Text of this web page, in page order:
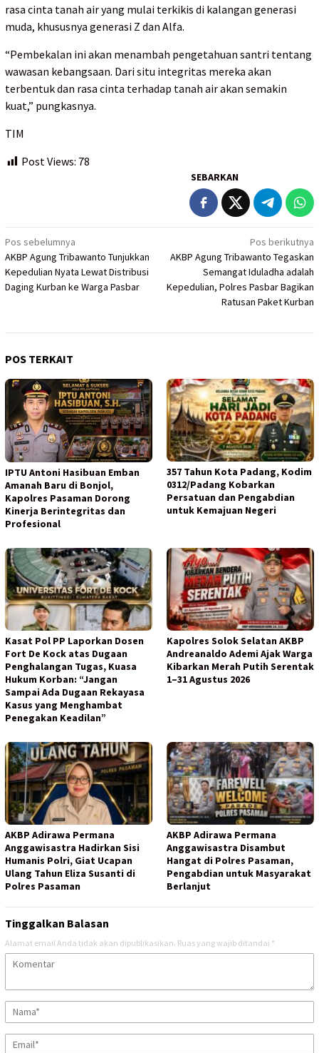
rasa cinta tanah air yang mulai terkikis di kalangan generasi
muda, khususnya generasi Z dan Alfa.
“Pembekalan ini akan menambah pengetahuan santri tentang
wawasan kebangsaan. Dari situ integritas mereka akan
terbentuk dan rasa cinta terhadap tanah air akan semakin
kuat,” pungkasnya.
TIM
Post Views: 78
SEBARKAN
Navigasi
pos
Pos sebelumnya
AKBP Agung Tribawanto Tunjukkan
Kepedulian Nyata Lewat Distribusi
Daging Kurban ke Warga Pasbar
Pos berikutnya
AKBP Agung Tribawanto Tegaskan
Semangat Iduladha adalah
Kepedulian, Polres Pasbar Bagikan
Ratusan Paket Kurban
POS TERKAIT
IPTU Antoni Hasibuan Emban
Amanah Baru di Bonjol,
Kapolres Pasaman Dorong
Kinerja Berintegritas dan
Profesional
357 Tahun Kota Padang, Kodim
0312/Padang Kobarkan
Persatuan dan Pengabdian
untuk Kemajuan Negeri
Kasat Pol PP Laporkan Dosen
Fort De Kock atas Dugaan
Penghalangan Tugas, Kuasa
Hukum Korban: “Jangan
Sampai Ada Dugaan Rekayasa
Kasus yang Menghambat
Penegakan Keadilan”
Kapolres Solok Selatan AKBP
Andreanaldo Ademi Ajak Warga
Kibarkan Merah Putih Serentak
1–31 Agustus 2026
AKBP Adirawa Permana
Anggawisastra Hadirkan Sisi
Humanis Polri, Giat Ucapan
Ulang Tahun Eliza Susanti di
Polres Pasaman
AKBP Adirawa Permana
Anggawisastra Disambut
Hangat di Polres Pasaman,
Pengabdian untuk Masyarakat
Berlanjut
Tinggalkan Balasan
Alamat email Anda tidak akan dipublikasikan. Ruas yang wajib ditandai *